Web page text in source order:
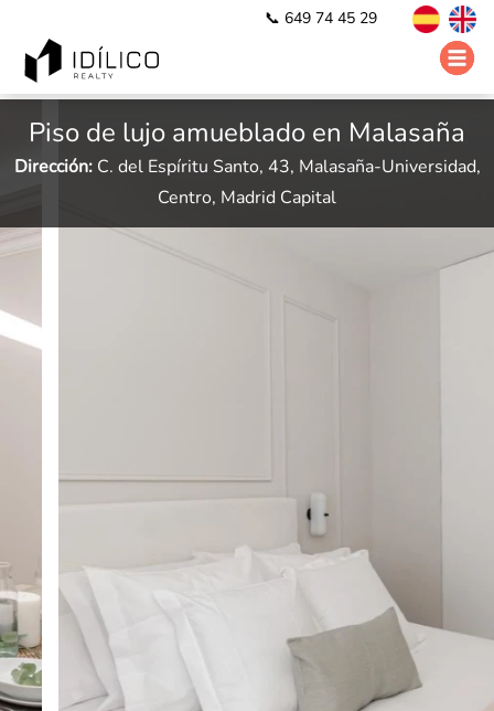
📞 649 74 45 29
Piso de lujo amueblado en Malasaña
Dirección:C. del Espíritu Santo, 43, Malasaña-Universidad,
Centro, Madrid Capital